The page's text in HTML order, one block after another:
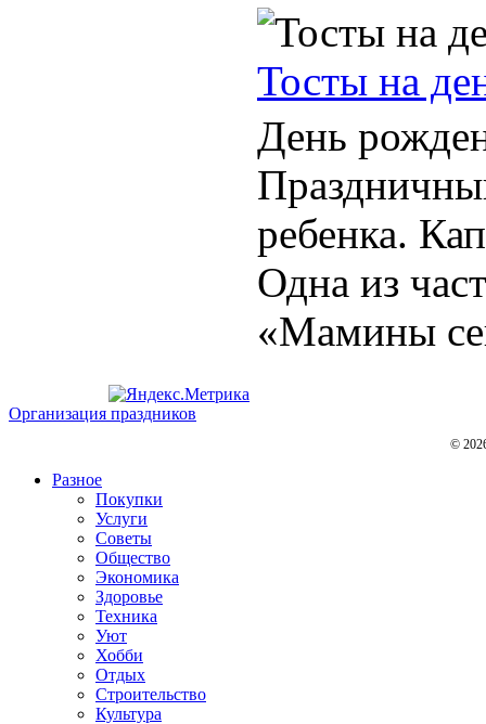
Тосты на
День
ребенка.
Одна из
«Мамины
Организация праздников
©
Разное
Покупки
Услуги
Советы
Общество
Экономика
Здоровье
Техника
Уют
Хобби
Отдых
Строительство
Культура